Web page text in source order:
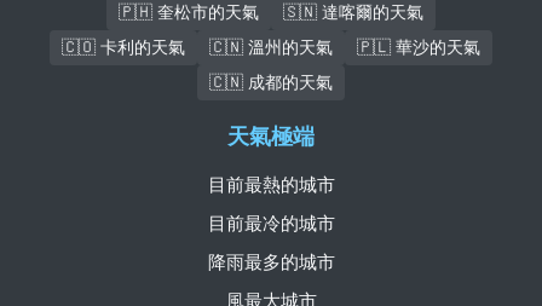
🇵🇭 奎松市的天氣
🇸🇳 達喀爾的天氣
🇨🇴 卡利的天氣
🇨🇳 溫州的天氣
🇵🇱 華沙的天氣
🇨🇳 成都的天氣
天氣極端
目前最熱的城市
目前最冷的城市
降雨最多的城市
風最大城市